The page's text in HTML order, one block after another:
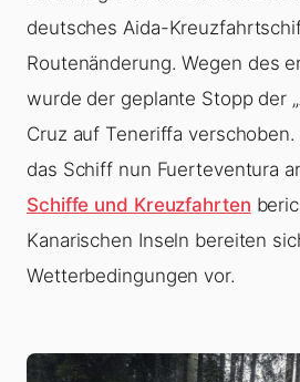
deutsches Aida-
Routenänderung. Wegen des
wurde der geplante Stopp der
Cruz auf Teneriffa
das Schiff nun Fuerteventura
Schiffe und Kreuzfahrten
Kanarischen Inseln bereiten
Wetterbedingungen vor.